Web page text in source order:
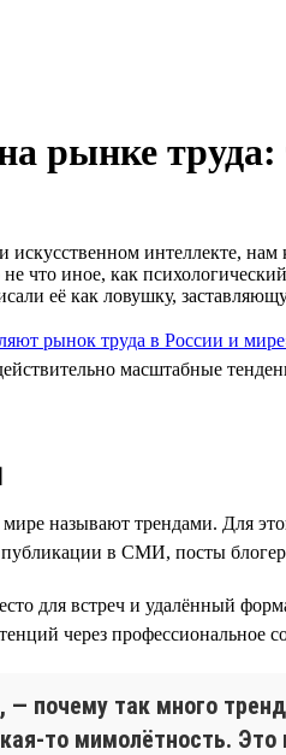
рынке
интеллекте,
не что иное, как
её как ловушку,
рынок труда в России и
масштабные
называют трендами. Для
в СМИ, посты
для встреч и удалённый
через профессиональное
почему так много
то мимолётность.